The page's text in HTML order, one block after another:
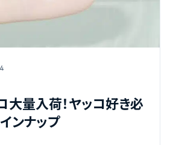
大量入荷！ヤッコ好き必
ンナップ